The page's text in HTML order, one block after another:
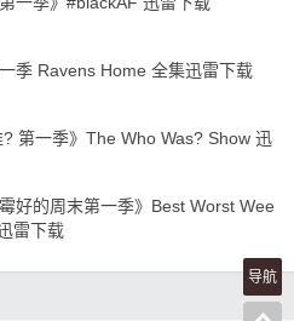
季 Ravens Home 全集迅雷下载
? 第一季》The Who Was? Show 迅
霉好的周末第一季》Best Worst Wee
雷下载
导航